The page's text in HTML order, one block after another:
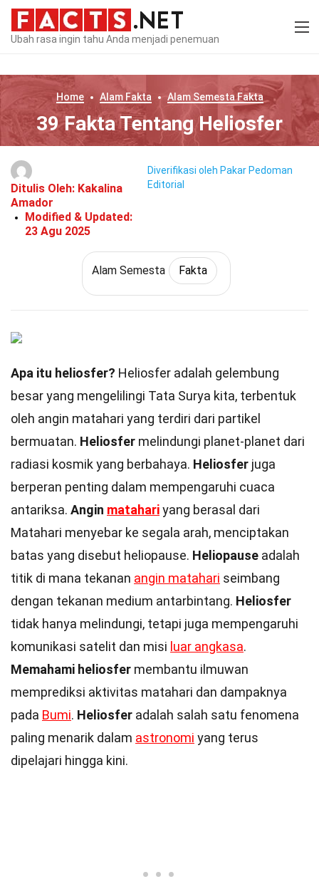
Ubah rasa ingin tahu Anda menjadi penemuan
Home AlamFakta Alam SemestaFakta
39 Fakta Tentang Heliosfer
Ditulis Oleh: Kakalina
Amador
Modified & Updated:
23 Agu 2025
Diverifikasi oleh Pakar Pedoman
Editorial
Alam Semesta Fakta
Apa itu heliosfer? Heliosfer adalah gelembung
besar yang mengelilingi Tata Surya kita, terbentuk
oleh angin matahari yang terdiri dari partikel
bermuatan. Heliosfer melindungi planet-planet dari
radiasi kosmik yang berbahaya. Heliosfer juga
berperan penting dalam mempengaruhi cuaca
antariksa. Angin matahariyang berasal dari
Matahari menyebar ke segala arah, menciptakan
batas yang disebut heliopause. Heliopause adalah
titik di mana tekanan angin matahari seimbang
dengan tekanan medium antarbintang. Heliosfer
tidak hanya melindungi, tetapi juga mempengaruhi
komunikasi satelit dan misi luar angkasa.
Memahami heliosfer membantu ilmuwan
memprediksi aktivitas matahari dan dampaknya
pada Bumi. Heliosfer adalah salah satu fenomena
paling menarik dalam astronomi yang terus
dipelajari hingga kini.